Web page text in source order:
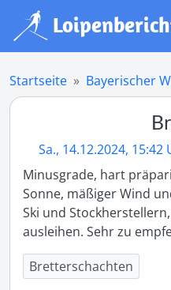
Startseite Bayerischer
Sa., 14.12.2024, 15:42
Minusgrade, hart
Sonne, mäßiger Wind
Ski und
ausleihen. Sehr zu
Bretterschachten